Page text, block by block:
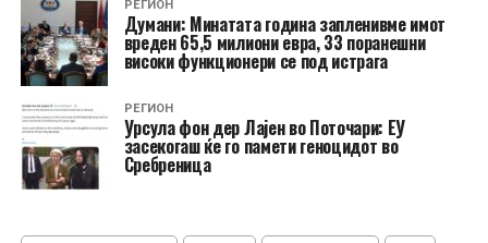
РЕГИОН
Думани: Минатата година запленивме имот
вреден 65,5 милиони евра, 33 поранешни
високи функционери се под истрага
РЕГИОН
Урсула фон дер Лајен во Поточари: ЕУ
засекогаш ќе го памети геноцидот во
Сребреница